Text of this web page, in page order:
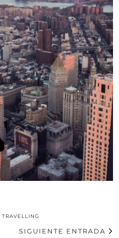
TRAVELLING
SIGUIENTE ENTRADA